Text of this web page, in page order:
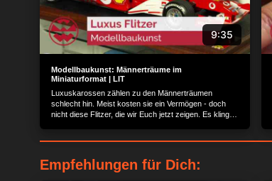
9:35
Modellbaukunst: Männerträume im
Miniaturformat | LIT
Luxuskarossen zählen zu den Männerträumen
schlecht hin. Meist kosten sie ein Vermögen - doch
nicht diese Flitzer, die wir Euch jetzt zeigen. Es klingt
Empfehlungen für Dich: